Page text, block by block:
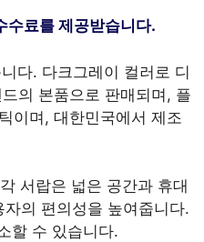
수료를 제공받습니다.
다. 다크그레이 컬러로 디
의 본품으로 판매되며, 플
이며, 대한민국에서 제조
서랍은 넓은 공간과 휴대
의 편의성을 높여줍니다.
할 수 있습니다.